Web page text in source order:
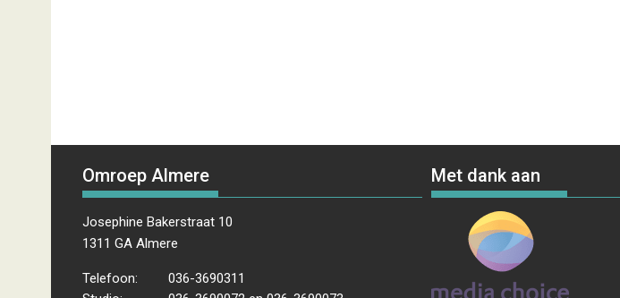
Omroep Almere
Josephine Bakerstraat 10
1311 GA Almere
Telefoon:
036-3690311
Met dank aan